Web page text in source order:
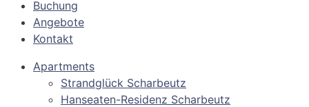
Buchung
Angebote
Kontakt
Apartments
Strandglück Scharbeutz
Hanseaten-Residenz Scharbeutz